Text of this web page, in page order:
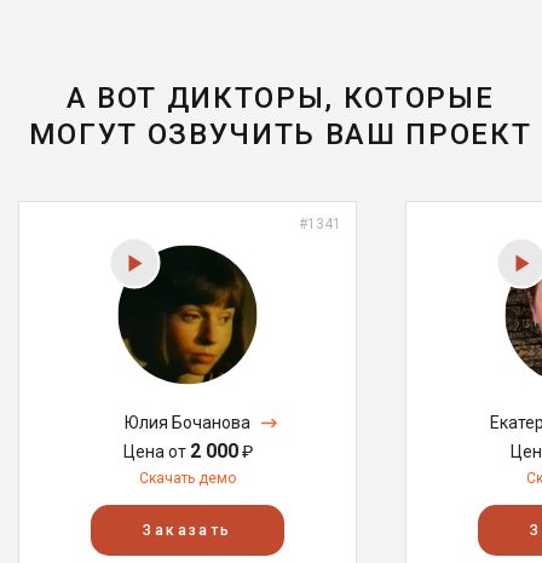
А ВОТ ДИКТОРЫ, КОТОРЫЕ
МОГУТ ОЗВУЧИТЬ ВАШ ПРОЕКТ
#1341
Юлия Бочанова
Цена от 2 000₽
Скачать демо
Заказать